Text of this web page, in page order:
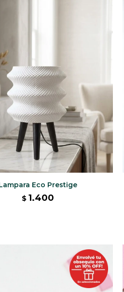
Eco Prestige
$ 1.400